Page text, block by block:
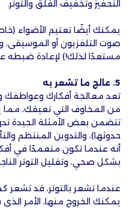
التحفيز وتخفيف القلق والتوتر.
يمكنك أيضًا تعتيم الأضواء
صوت التلفزيون أو الموسيقى،
مستعدًا لذلك!) لإعادة ضبطه
5. عالج ما تشعر به
تعد معالجة أفكارك
من المخاوف التي تعيقك،
تتضمن بعض الأمثلة الجيدة
حدوثها)، والتدوين المنتظم
أنه عندما تكون متعمدًا في
بشكل صحي، وتقليل التوتر
عندما تشعر بالتوتر، قد تشعر
يمكنك الخروج منها، الأمر